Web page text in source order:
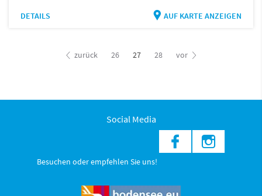
DETAILS AUF KARTE ANZEIGEN
zurück 26 27 28 vor
Social Media
Besuchen oder empfehlen Sie uns!